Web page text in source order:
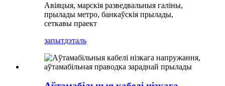
Авіяцыя, марскія разведвальныя галіны,
прылады метро, ​​банкаўскія прылады,
сеткавы праект
запытдэталь